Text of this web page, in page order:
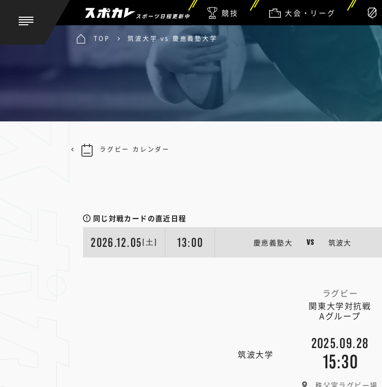
スポーツ日程更新中 競技 大会・リーグ
TOP 筑波大学 vs 慶應義塾大学
同じ対戦カードの直近日程
2026.12.05 [土] 13:00 慶應義塾大 VS 筑波大
ラグビー
関東大学対抗戦
Aグループ
筑波大学
2025.09.28
15:30
秩父宮ラグビー場
ラグビー カレンダー